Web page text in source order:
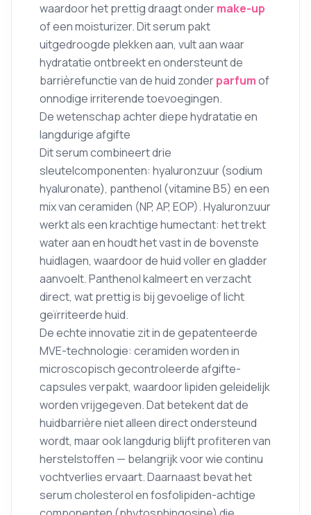
waardoor het prettig draagt ondermake-up
of een moisturizer. Dit serum pakt
uitgedroogde plekken aan, vult aan waar
hydratatie ontbreekt en ondersteunt de
barrièrefunctie van de huid zonderparfumof
onnodige irriterende toevoegingen.
De wetenschap achter diepe hydratatie en
langdurige afgifte
Dit serum combineert drie
sleutelcomponenten: hyaluronzuur (sodium
hyaluronate), panthenol (vitamine B5) en een
mix van ceramiden (NP, AP, EOP). Hyaluronzuur
werkt als een krachtige humectant: het trekt
water aan en houdt het vast in de bovenste
huidlagen, waardoor de huid voller en gladder
aanvoelt. Panthenol kalmeert en verzacht
direct, wat prettig is bij gevoelige of licht
geïrriteerde huid.
De echte innovatie zit in de gepatenteerde
MVE-technologie: ceramiden worden in
microscopisch gecontroleerde afgifte-
capsules verpakt, waardoor lipiden geleidelijk
worden vrijgegeven. Dat betekent dat de
huidbarrière niet alleen direct ondersteund
wordt, maar ook langdurig blijft profiteren van
herstelstoffen — belangrijk voor wie continu
vochtverlies ervaart. Daarnaast bevat het
serum cholesterol en fosfolipiden-achtige